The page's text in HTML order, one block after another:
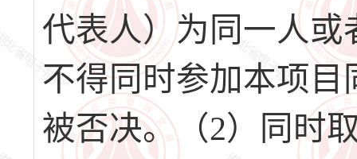
代表人）为同一人
不得同时参加本项
被否决。（2）同时